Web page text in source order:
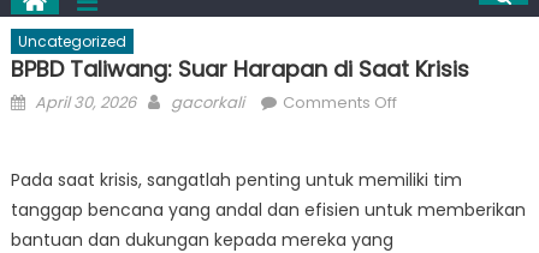
Uncategorized
BPBD Taliwang: Suar Harapan di Saat Krisis
Posted
April 30, 2026 Author
gacorkali Comments Offon
Suar
Harapan
Pada saat krisis, sangatlah penting untuk memiliki tim
tanggap bencana yang andal dan efisien untuk memberikan
bantuan dan dukungan kepada mereka yang